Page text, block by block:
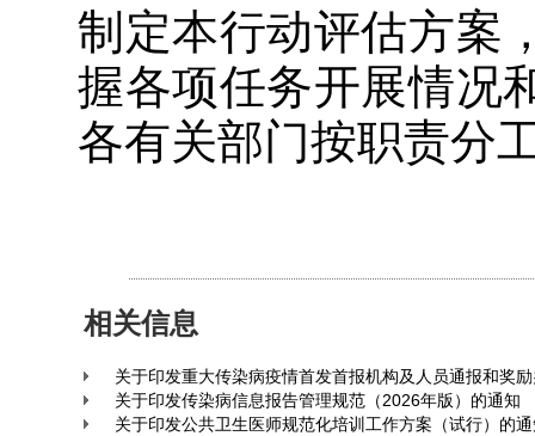
制定本行动评估方案
握各项任务开展情况
各有关部门按职责分
相关信息
关于印发重大传染病疫情首发首报机构及人员通报和奖
关于印发传染病信息报告管理规范（2026年版）的通知
关于印发公共卫生医师规范化培训工作方案（试行）的